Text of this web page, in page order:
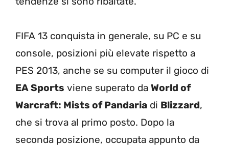
FIFA 13 conquista in generale, su PC e su
console, posizioni più elevate rispetto a
PES 2013, anche se su computer il gioco di
EA Sports viene superato da World of
Warcraft: Mists of Pandaria di Blizzard,
che si trova al primo posto. Dopo la
seconda posizione, occupata appunto da